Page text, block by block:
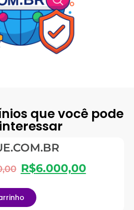
que você pode
R$6.000,00